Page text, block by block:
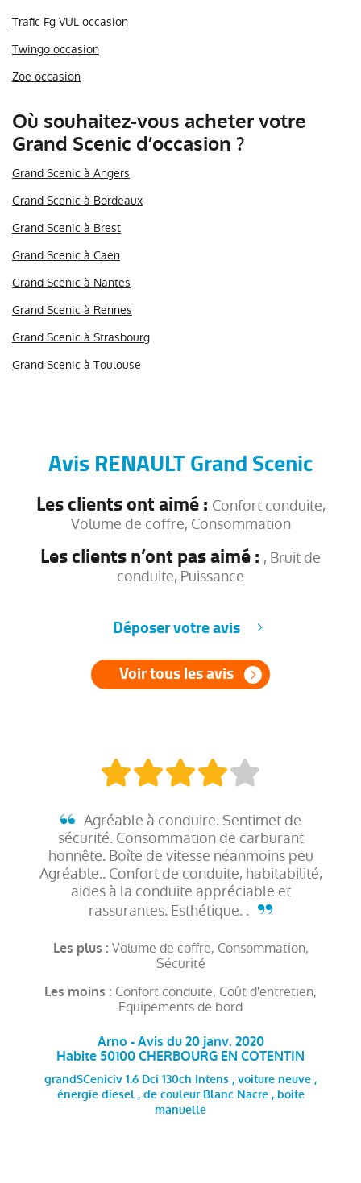
Trafic Fg VUL occasion
Twingo occasion
Zoe occasion
Où souhaitez-vous acheter votre
Grand Scenic d’occasion ?
Grand Scenic à Angers
Grand Scenic à Bordeaux
Grand Scenic à Brest
Grand Scenic à Caen
Grand Scenic à Nantes
Grand Scenic à Rennes
Grand Scenic à Strasbourg
Grand Scenic à Toulouse
Avis RENAULT Grand Scenic
Les clients ont aimé : Confort conduite,
Volume de coffre, Consommation
Les clients n’ont pas aimé : , Bruit de
conduite, Puissance
Déposer votre avis
Voir tous les avis
Agréable à conduire. Sentimet de
sécurité. Consommation de carburant
honnête. Boîte de vitesse néanmoins peu
Agréable.. Confort de conduite, habitabilité,
aides à la conduite appréciable et
rassurantes. Esthétique. .
Les plus : Volume de coffre, Consommation,
Sécurité
Les moins : Confort conduite, Coût d'entretien,
Equipements de bord
Arno - Avis du 20 janv. 2020
Habite 50100 CHERBOURG EN COTENTIN
grandSCeniciv 1.6 Dci 130ch Intens , voiture neuve ,
énergie diesel , de couleur Blanc Nacre , boite
manuelle